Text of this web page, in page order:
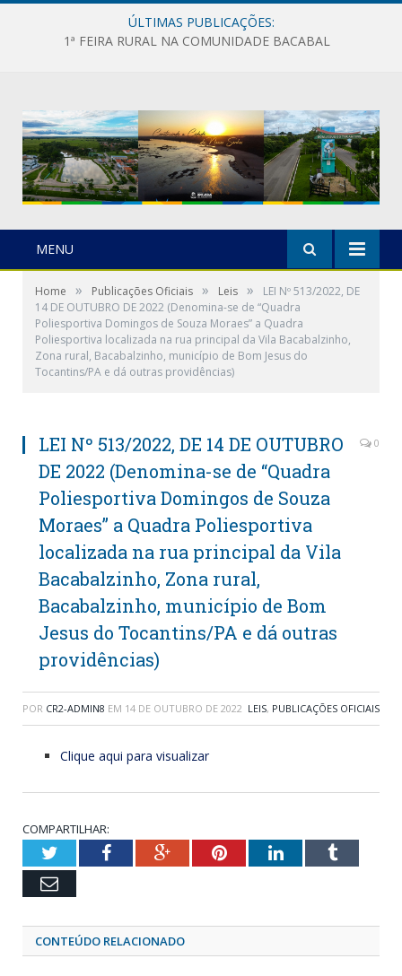
ÚLTIMAS PUBLICAÇÕES:
1ª FEIRA RURAL NA COMUNIDADE BACABAL
MENU
Home » Publicações Oficiais » Leis »
LEI Nº 513/2022, DE
14 DE OUTUBRO DE 2022 (Denomina-se de “Quadra
Poliesportiva Domingos de Souza Moraes” a Quadra
Poliesportiva localizada na rua principal da Vila Bacabalzinho,
Zona rural, Bacabalzinho, município de Bom Jesus do
Tocantins/PA e dá outras providências)
LEI Nº 513/2022, DE 14 DE OUTUBRO
DE 2022 (Denomina-se de “Quadra
Poliesportiva Domingos de Souza
Moraes” a Quadra Poliesportiva
localizada na rua principal da Vila
Bacabalzinho, Zona rural,
Bacabalzinho, município de Bom
Jesus do Tocantins/PA e dá outras
providências)
0
POR CR2-ADMIN8 EM 14 DE OUTUBRO DE 2022 LEIS, PUBLICAÇÕES OFICIAIS
Clique aqui para visualizar
COMPARTILHAR:
TwitterFacebookGoogle+PinterestLinkedInTumblr
Email
CONTEÚDO RELACIONADO